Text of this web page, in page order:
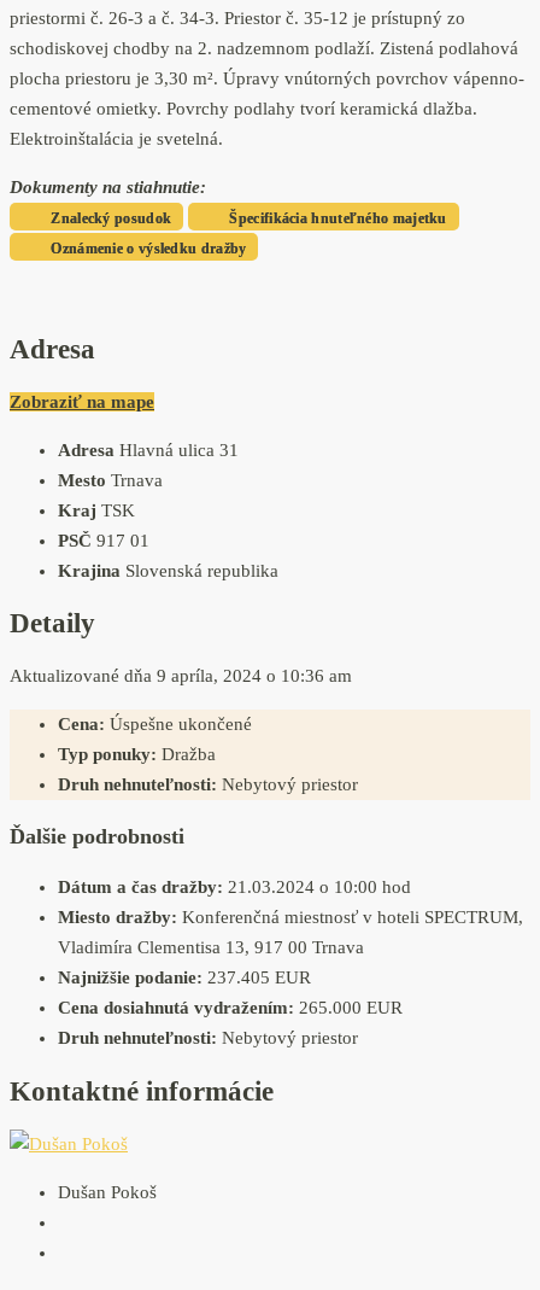
priestormi č. 26-3 a č. 34-3. Priestor č. 35-12 je prístupný zo
schodiskovej chodby na 2. nadzemnom podlaží. Zistená podlahová
plocha priestoru je 3,30 m². Úpravy vnútorných povrchov vápenno-
cementové omietky. Povrchy podlahy tvorí keramická dlažba.
Elektroinštalácia je svetelná.
Dokumenty na stiahnutie:
Znalecký posudok
Špecifikácia hnuteľného majetku
Oznámenie o výsledku dražby
Adresa
Zobraziť na mape
Adresa Hlavná ulica 31
Mesto Trnava
Kraj TSK
PSČ 917 01
Krajina Slovenská republika
Detaily
Aktualizované dňa 9 apríla, 2024 o 10:36 am
Cena: Úspešne ukončené
Typ ponuky: Dražba
Druh nehnuteľnosti: Nebytový priestor
Ďalšie podrobnosti
Dátum a čas dražby: 21.03.2024 o 10:00 hod
Miesto dražby: Konferenčná miestnosť v hoteli SPECTRUM,
Vladimíra Clementisa 13, 917 00 Trnava
Najnižšie podanie: 237.405 EUR
Cena dosiahnutá vydražením: 265.000 EUR
Druh nehnuteľnosti: Nebytový priestor
Kontaktné informácie
Dušan Pokoš